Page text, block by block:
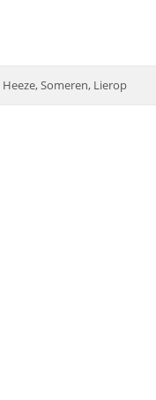
Heeze, Someren, Lierop